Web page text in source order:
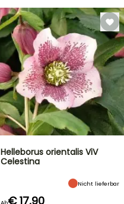
Helleborus orientalis ViV
Celestina
Nicht lieferbar
€ 17,90